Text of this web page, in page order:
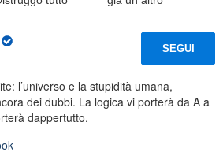
SEGUI
l’universo e la stupidità umana,
dei dubbi. La logica vi porterà da A a
dappertutto.